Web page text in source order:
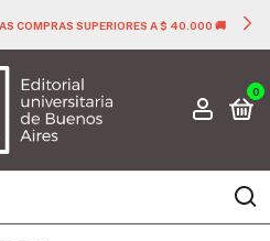
COMPRAS SUPERIORES A $ 40.000 🚚
0